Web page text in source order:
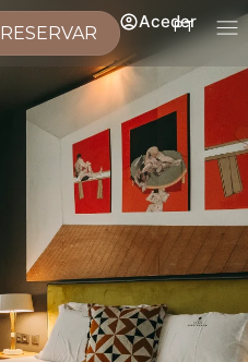
PT
Aceder
RESERVAR